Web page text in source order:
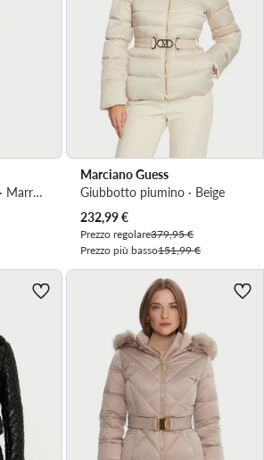
Cappotto in shearling · Marrone
Marciano Guess
Giubbotto piumino · Beige
Prezzo attuale
232,99€
Prezzo regolare379,95 €
Prezzo più basso151,99 €